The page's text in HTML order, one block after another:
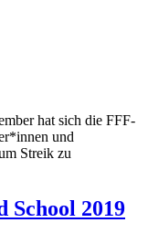
hat sich die FFF-
und
Streik zu
2019